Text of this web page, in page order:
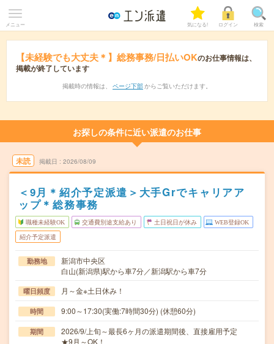
メニュー 気になる! ログイン 検索
【未経験でも大丈夫＊】総務事務/日払いOKのお仕事情報は、
掲載が終了しています
掲載時の情報は、 ページ下部 からご覧いただけます。
お探しの条件に近い派遣のお仕事
未読 掲載日 2026/08/09
＜9月＊紹介予定派遣＞大手Grでキャリアア
ップ＊総務事務
職種未経験OK 交通費別途支給あり 土日祝日が休み WEB登録OK
紹介予定派遣
勤務地
新潟市中央区
白山(新潟県)駅から車7分／新潟駅から車7分
曜日頻度 月～金※土日休み！
時間 9:00～17:30(実働:7時間30分) (休憩60分)
期間
2026/9/上旬～最長6ヶ月の派遣期間後、直接雇用予定
★9月～OK！